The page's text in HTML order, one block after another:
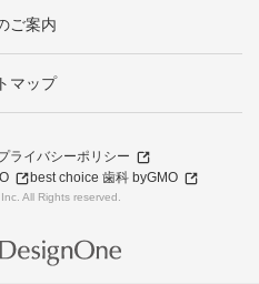
ご案内
マップ
ライバシーポリシー
best choice 歯科 byGMO
All Rights reserved.